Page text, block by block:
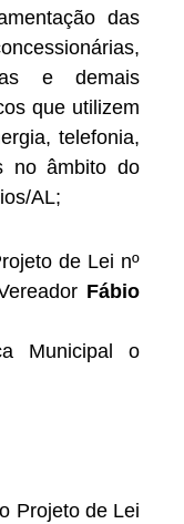
das
e demais
que utilizem
telefonia,
no âmbito do
AL;
de Lei nº
Fábio
Municipal o
Projeto de Lei